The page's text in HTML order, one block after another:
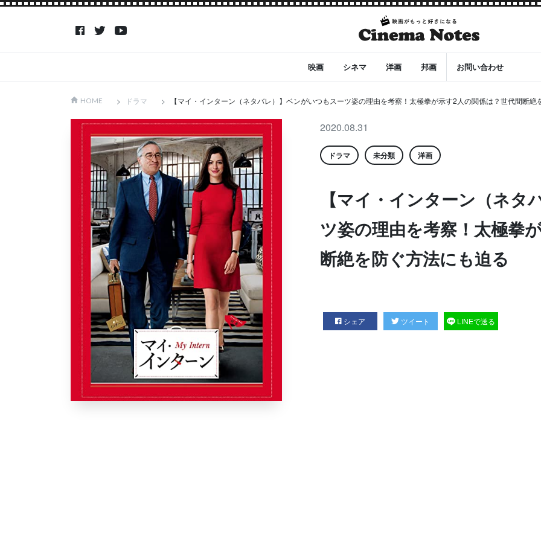
映画 シネマ 洋画 邦画 お問い合わせ
HOME ドラマ 【マイ・インターン（ネタバレ）】ベンがいつもスーツ姿の理由を考察！太極拳が示す2人の関係は？世代間断絶
2020.08.31
ドラマ 未分類 洋画
【マイ・インターン（ネ
ツ姿の理由を考察！太極拳
断絶を防ぐ方法にも迫る
シェア ツイート LINEで送る